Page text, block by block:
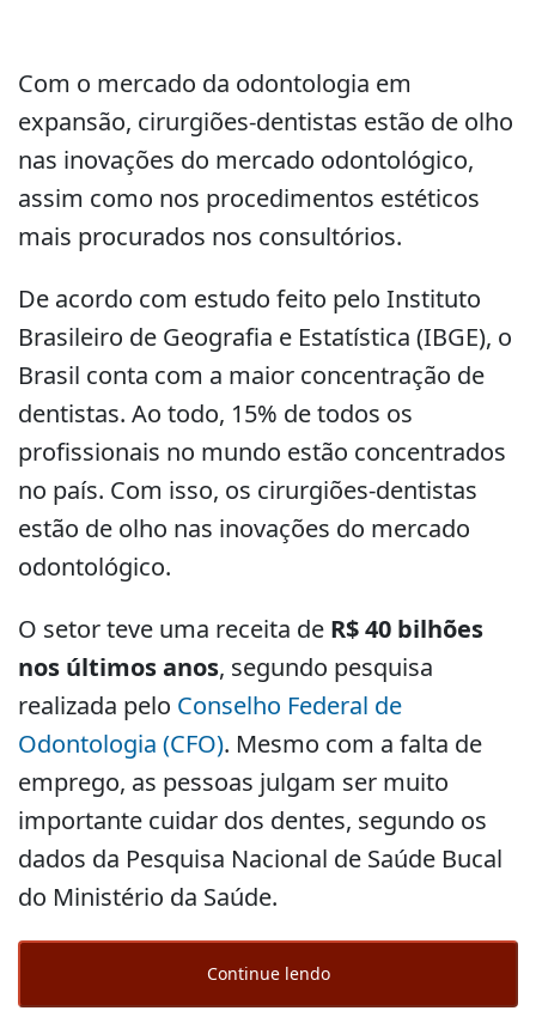
Com o mercado da odontologia em
expansão, cirurgiões-dentistas estão de olho
nas inovações do mercado odontológico,
assim como nos procedimentos estéticos
mais procurados nos consultórios.
De acordo com estudo feito pelo Instituto
Brasileiro de Geografia e Estatística (IBGE), o
Brasil conta com a maior concentração de
dentistas. Ao todo, 15% de todos os
profissionais no mundo estão concentrados
no país. Com isso, os cirurgiões-dentistas
estão de olho nas inovações do mercado
odontológico.
O setor teve uma receita de R$ 40 bilhões
nos últimos anos, segundo pesquisa
realizada pelo Conselho Federal de
Odontologia (CFO). Mesmo com a falta de
emprego, as pessoas julgam ser muito
importante cuidar dos dentes, segundo os
dados da Pesquisa Nacional de Saúde Bucal
do Ministério da Saúde.
Continue lendo